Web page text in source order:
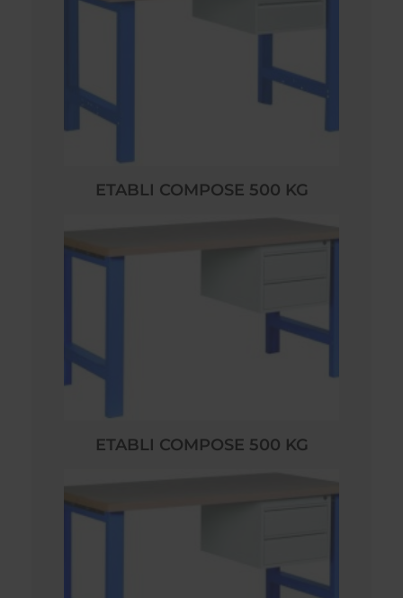
ETABLI COMPOSE 500 KG
ETABLI COMPOSE 500 KG